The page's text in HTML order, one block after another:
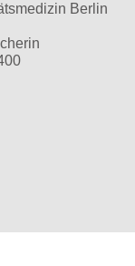
Berlin